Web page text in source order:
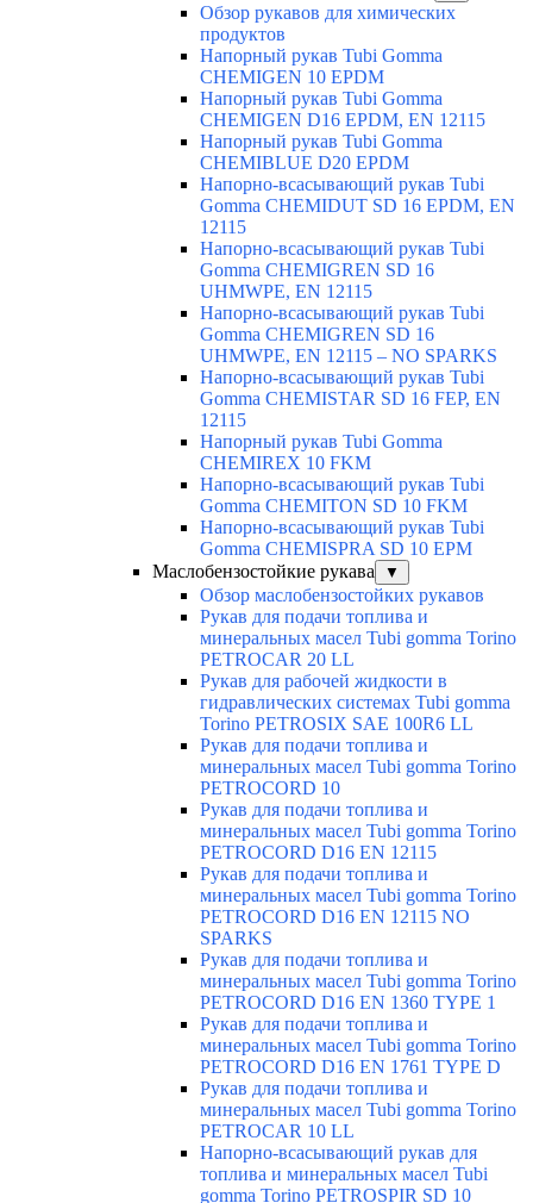
Обзор рукавов для химических
продуктов
Напорный рукав Tubi Gomma
CHEMIGEN 10 EPDM
Напорный рукав Tubi Gomma
CHEMIGEN D16 EPDM, EN 12115
Напорный рукав Tubi Gomma
CHEMIBLUE D20 EPDM
Напорно-всасывающий рукав Tubi
Gomma CHEMIDUT SD 16 EPDM, EN
12115
Напорно-всасывающий рукав Tubi
Gomma CHEMIGREN SD 16
UHMWPE, EN 12115
Напорно-всасывающий рукав Tubi
Gomma CHEMIGREN SD 16
UHMWPE, EN 12115 – NO SPARKS
Напорно-всасывающий рукав Tubi
Gomma CHEMISTAR SD 16 FEP, EN
12115
Напорный рукав Tubi Gomma
CHEMIREX 10 FKM
Напорно-всасывающий рукав Tubi
Gomma CHEMITON SD 10 FKM
Напорно-всасывающий рукав Tubi
Gomma CHEMISPRA SD 10 EPM
Маслобензостойкие рукава
▼
Обзор маслобензостойких рукавов
Рукав для подачи топлива и
минеральных масел Tubi gomma Torino
PETROCAR 20 LL
Рукав для рабочей жидкости в
гидравлических системах Tubi gomma
Torino PETROSIX SAE 100R6 LL
Рукав для подачи топлива и
минеральных масел Tubi gomma Torino
PETROCORD 10
Рукав для подачи топлива и
минеральных масел Tubi gomma Torino
PETROCORD D16 EN 12115
Рукав для подачи топлива и
минеральных масел Tubi gomma Torino
PETROCORD D16 EN 12115 NO
SPARKS
Рукав для подачи топлива и
минеральных масел Tubi gomma Torino
PETROCORD D16 EN 1360 TYPE 1
Рукав для подачи топлива и
минеральных масел Tubi gomma Torino
PETROCORD D16 EN 1761 TYPE D
Рукав для подачи топлива и
минеральных масел Tubi gomma Torino
PETROCAR 10 LL
Напорно-всасывающий рукав для
топлива и минеральных масел Tubi
gomma Torino PETROSPIR SD 10